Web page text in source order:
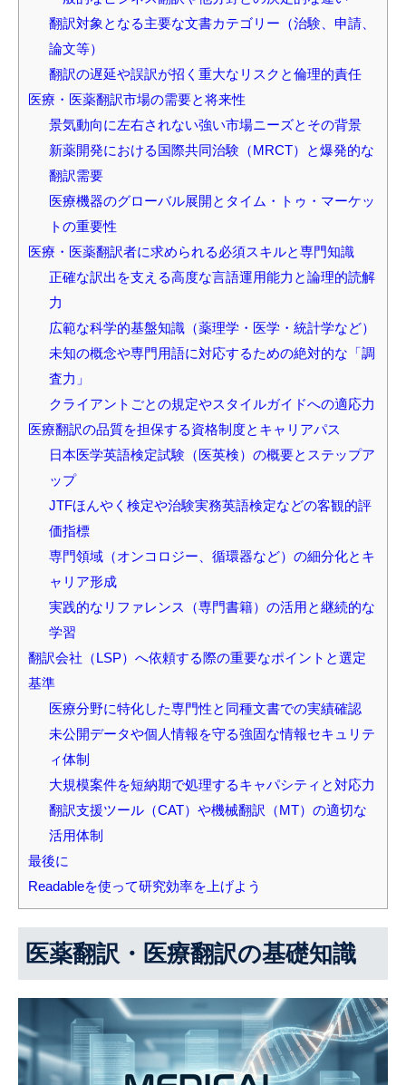
翻訳対象となる主要な文書カテゴリー（治験、申請、
論文等）
翻訳の遅延や誤訳が招く重大なリスクと倫理的責任
医療・医薬翻訳市場の需要と将来性
景気動向に左右されない強い市場ニーズとその背景
新薬開発における国際共同治験（MRCT）と爆発的な
翻訳需要
医療機器のグローバル展開とタイム・トゥ・マーケッ
トの重要性
医療・医薬翻訳者に求められる必須スキルと専門知識
正確な訳出を支える高度な言語運用能力と論理的読解
力
広範な科学的基盤知識（薬理学・医学・統計学など）
未知の概念や専門用語に対応するための絶対的な「調
査力」
クライアントごとの規定やスタイルガイドへの適応力
医療翻訳の品質を担保する資格制度とキャリアパス
日本医学英語検定試験（医英検）の概要とステップア
ップ
JTFほんやく検定や治験実務英語検定などの客観的評
価指標
専門領域（オンコロジー、循環器など）の細分化とキ
ャリア形成
実践的なリファレンス（専門書籍）の活用と継続的な
学習
翻訳会社（LSP）へ依頼する際の重要なポイントと選定
基準
医療分野に特化した専門性と同種文書での実績確認
未公開データや個人情報を守る強固な情報セキュリテ
ィ体制
大規模案件を短納期で処理するキャパシティと対応力
翻訳支援ツール（CAT）や機械翻訳（MT）の適切な
活用体制
最後に
Readableを使って研究効率を上げよう
医薬翻訳・医療翻訳の基礎知識